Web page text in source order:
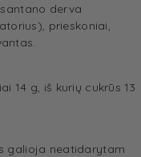
derva
prieskoniai,
14 g, iš kurių cukrūs 13
galioja neatidarytam